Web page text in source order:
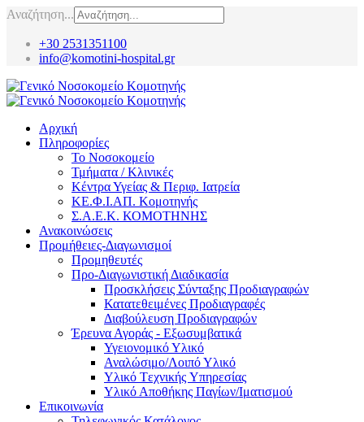
Αναζήτηση...
+30 2531351100
info@komotini-hospital.gr
Αρχική
Πληροφορίες
Το Νοσοκομείο
Τμήματα / Κλινικές
Κέντρα Υγείας & Περιφ. Ιατρεία
ΚΕ.Φ.Ι.ΑΠ. Κομοτηνής
Σ.Α.Ε.Κ. ΚΟΜΟΤΗΝΗΣ
Ανακοινώσεις
Προμήθειες-Διαγωνισμοί
Προμηθευτές
Προ-Διαγωνιστική Διαδικασία
Προσκλήσεις Σύνταξης Προδιαγραφών
Κατατεθειμένες Προδιαγραφές
Διαβούλευση Προδιαγραφών
Έρευνα Αγοράς - Εξωσυμβατικά
Υγειονομικό Υλικό
Αναλώσιμο/Λοιπό Υλικό
Υλικό Tεχνικής Yπηρεσίας
Υλικό Αποθήκης Παγίων/Ιματισμού
Επικοινωνία